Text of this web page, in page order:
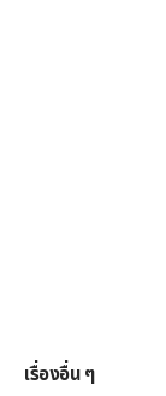
เรื่องอื่น ๆ